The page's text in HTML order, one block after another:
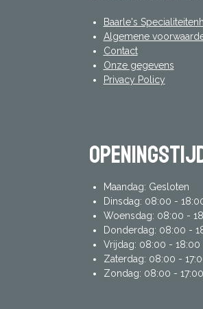
Baarle's
Algemene
Contact
Onze gegevens
Privacy Policy
Maandag: Gesloten
Dinsdag: 08:00 -
Woensdag: 08:00 -
Donderdag: 08:00 -
Vrijdag: 08:00 - 18:00
Zaterdag: 08:00 -
Zondag: 08:00 - 17:00